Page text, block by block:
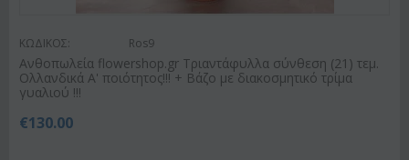
ΚΩΔΙΚΟΣ: Ros9
Ανθοπωλεία flowershop.gr Τριαντάφυλλα σύνθεση (21) τεμ.
Ολλανδικά Α' ποιότητος!!! + Βάζο με διακοσμητικό τρίμα
γυαλιού !!!
€130.00